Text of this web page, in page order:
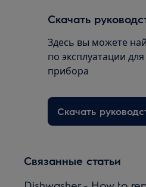
Скачать
Здесь вы можете
по эксплуатации
прибора
Скачать
Связанные статьи